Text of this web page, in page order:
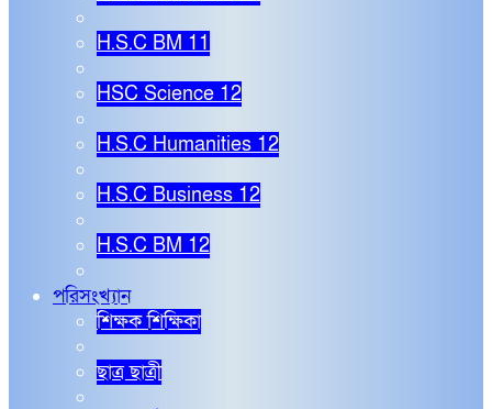
H.S.C BM 11
HSC Science 12
H.S.C Humanities 12
H.S.C Business 12
H.S.C BM 12
পরিসংখ্যান
শিক্ষক শিক্ষিকা
ছাত্র ছাত্রী